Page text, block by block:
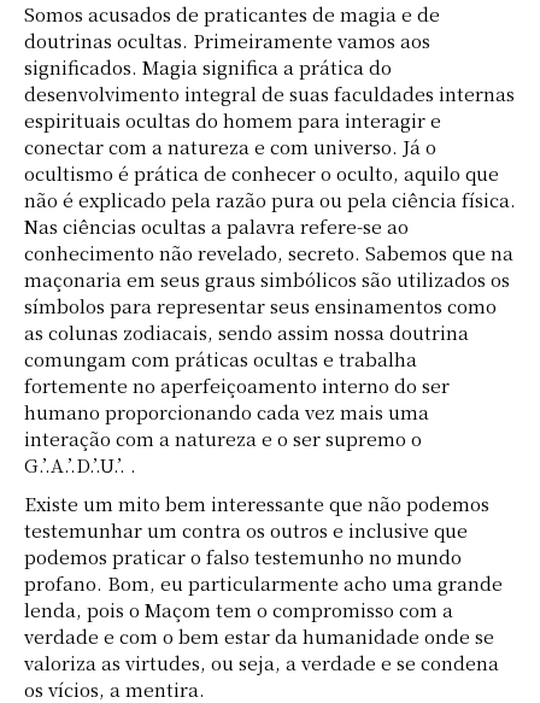
Somos acusados de praticantes de magia e de
doutrinas ocultas. Primeiramente vamos aos
significados. Magia significa a prática do
desenvolvimento integral de suas faculdades internas
espirituais ocultas do homem para interagir e
conectar com a natureza e com universo. Já o
ocultismo é prática de conhecer o oculto, aquilo que
não é explicado pela razão pura ou pela ciência física.
Nas ciências ocultas a palavra refere-se ao
conhecimento não revelado, secreto. Sabemos que na
maçonaria em seus graus simbólicos são utilizados os
símbolos para representar seus ensinamentos como
as colunas zodiacais, sendo assim nossa doutrina
comungam com práticas ocultas e trabalha
fortemente no aperfeiçoamento interno do ser
humano proporcionando cada vez mais uma
interação com a natureza e o ser supremo o
G.’.A.’.D.’.U.’. .
Existe um mito bem interessante que não podemos
testemunhar um contra os outros e inclusive que
podemos praticar o falso testemunho no mundo
profano. Bom, eu particularmente acho uma grande
lenda, pois o Maçom tem o compromisso com a
verdade e com o bem estar da humanidade onde se
valoriza as virtudes, ou seja, a verdade e se condena
os vícios, a mentira.